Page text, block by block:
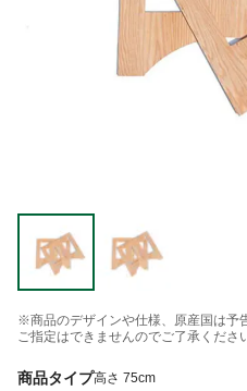
※商品のデザインや仕様、原産国は予
ご指定はできませんのでご了承くださ
商品タイプ高さ 75cm